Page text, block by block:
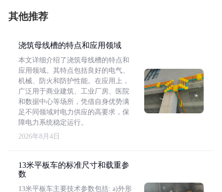
其他推荐
浇筑母线槽的特点和应用领域
本文详细介绍了浇筑母线槽的特点和
应用领域。其特点包括良好的电气、
机械、防火和防护性能。在应用上，
广泛用于商业建筑、工业厂房、医院
和数据中心等场所，凭借自身优势满
足不同领域对电力供应的高要求，保
障电力系统稳定运行。
2026年8月4日
13米平板车的标准尺寸和载重参
数
13米平板车主要技术参数包括: a)外形